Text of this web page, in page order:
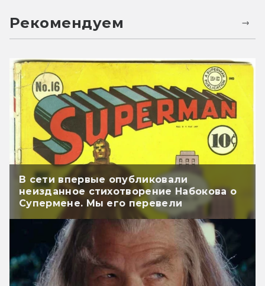
Рекомендуем
В сети впервые опубликовали
неизданное стихотворение Набокова о
Супермене. Мы его перевели